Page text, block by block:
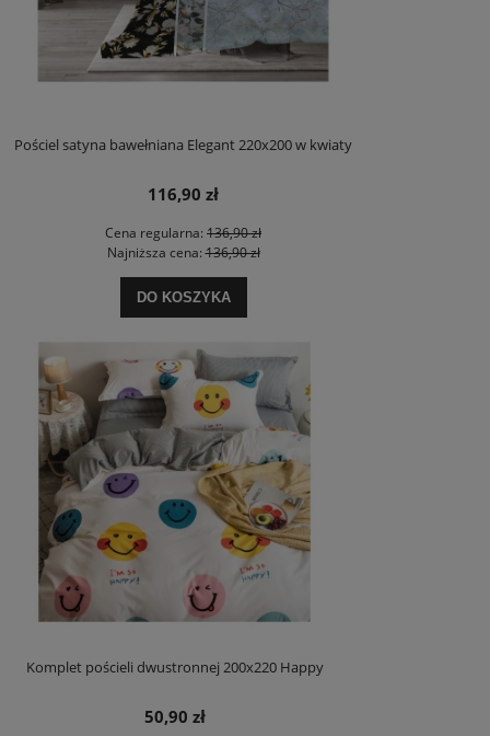
Pościel satyna bawełniana Elegant 220x200 w kwiaty
116,90 zł
Cena regularna: 136,90 zł
Najniższa cena:136,90 zł
DO KOSZYKA
Komplet pościeli dwustronnej 200x220 Happy
50,90 zł